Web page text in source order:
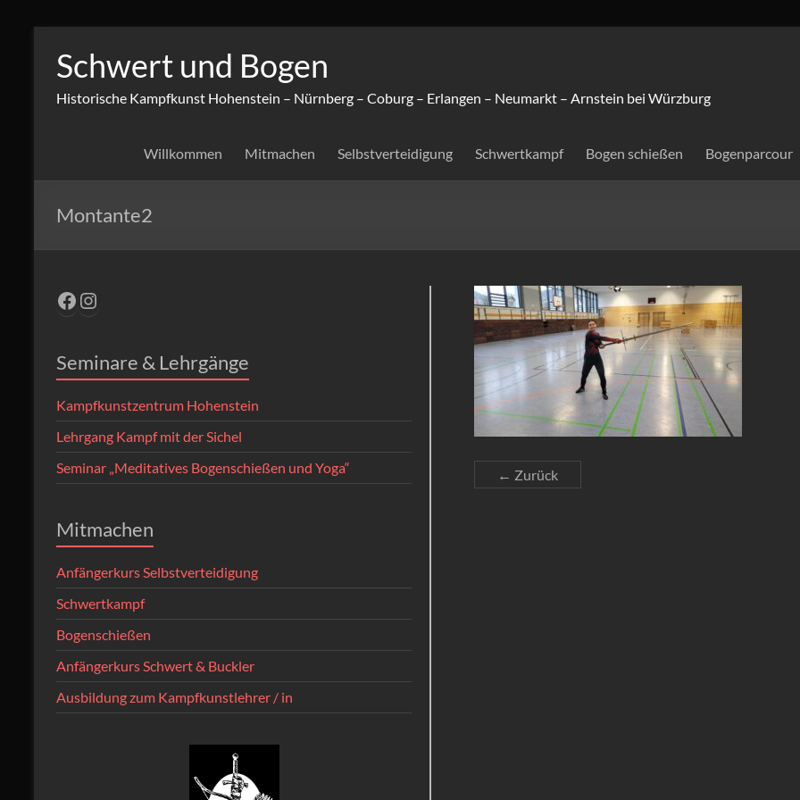
Inhalt
springen
Schwert und Bogen
Historische Kampfkunst Hohenstein – Nürnberg – Coburg – Erlangen – Neumarkt – Arnstein bei Würzburg
Willkommen Mitmachen Selbstverteidigung Schwertkampf Bogen schießen Bogenparcour
Montante2
← Zurück
Facebook
Instagram
Seminare & Lehrgänge
Kampfkunstzentrum Hohenstein
Lehrgang Kampf mit der Sichel
Seminar „Meditatives Bogenschießen und Yoga“
Mitmachen
Anfängerkurs Selbstverteidigung
Schwertkampf
Bogenschießen
Anfängerkurs Schwert & Buckler
Ausbildung zum Kampfkunstlehrer / in